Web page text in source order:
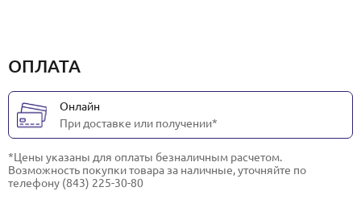
ОПЛАТА
Онлайн
При доставке или получении*
*Цены указаны для оплаты безналичным расчетом.
Возможность покупки товара за наличные, уточняйте по
телефону (843) 225-30-80